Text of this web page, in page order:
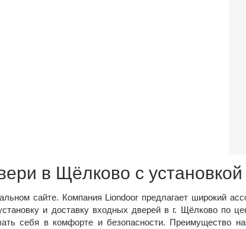
в Щёлково с установкой
сайте. Компания Liondoor предлагает широкий
и доставку входных дверей в г. Щёлково по
себя в комфорте и безопасности. Преимущество